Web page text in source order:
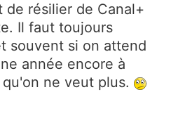
de résilier de Canal+
Il faut toujours
souvent si on attend
année encore à
ne veut plus.